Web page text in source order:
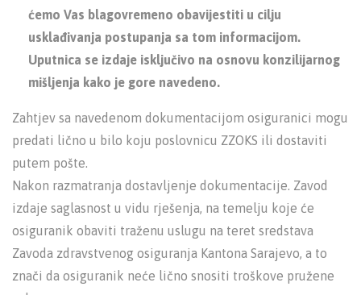
ćemo Vas blagovremeno obavijestiti u cilju
usklađivanja postupanja sa tom informacijom.
Uputnica se izdaje isključivo na osnovu konzilijarnog
mišljenja kako je gore navedeno.
Zahtjev sa navedenom dokumentacijom osiguranici mogu
predati lično u bilo koju poslovnicu ZZOKS ili dostaviti
putem pošte.
Nakon razmatranja dostavljenje dokumentacije. Zavod
izdaje saglasnost u vidu rješenja, na temelju koje će
osiguranik obaviti traženu uslugu na teret sredstava
Zavoda zdravstvenog osiguranja Kantona Sarajevo, a to
znači da osiguranik neće lično snositi troškove pružene